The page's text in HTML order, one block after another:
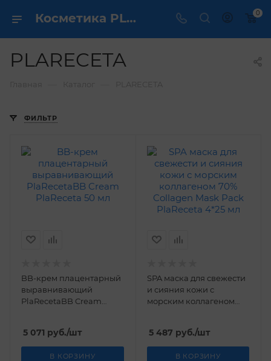
Косметика PLARECETA - купить в интернет магазине ✔️ по выгодной цене 0
PLARECETA
ФИЛЬТР
BB-крем плацентарный
выравнивающий
PlaRecetaBB Cream
5 071 руб./шт
В КОРЗИНУ
SPA маска для свежести
и сияния кожи с
морским коллагеном
5 487 руб./шт
В КОРЗИНУ